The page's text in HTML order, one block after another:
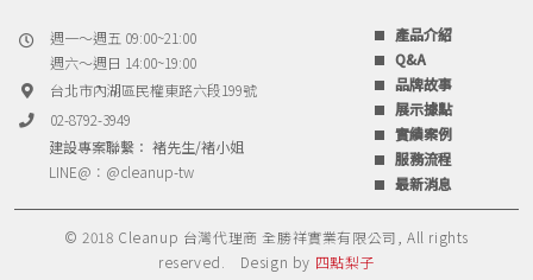
週一～週五 09:00~21:00
週六～週日 14:00~19:00
台北市內湖區民權東路六段199號
02-8792-3949
建設專案聯繫： 褚先生/褚小姐
LINE@： @cleanup-tw
產品介紹
Q&A
品牌故事
展示據點
實績案例
服務流程
最新消息
© 2018 Cleanup 台灣代理商 全勝祥實業有限公司, All rights
reserved.
Design by 四點梨子